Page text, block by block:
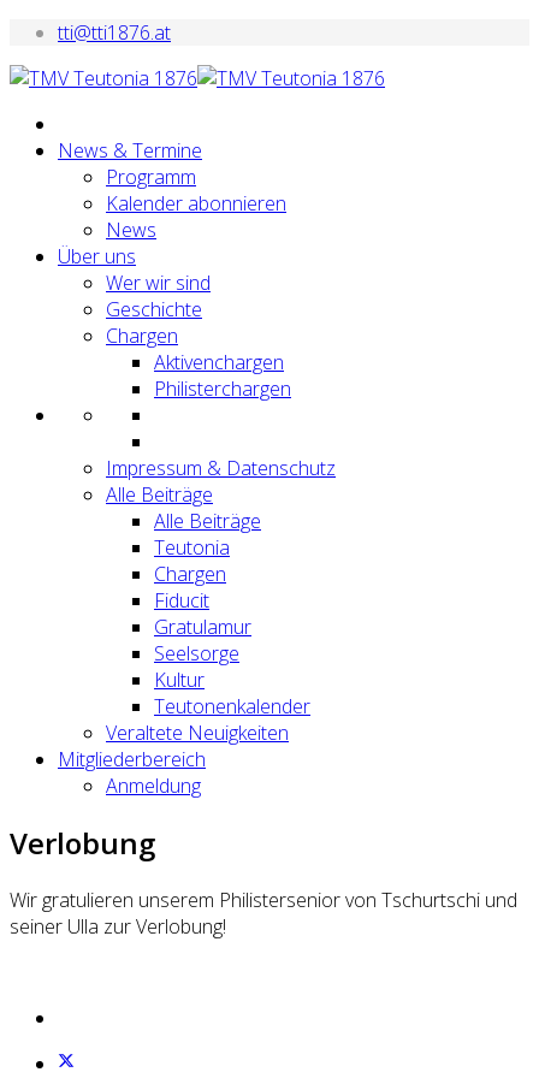
tti@tti1876.at
News & Termine
Programm
Kalender abonnieren
News
Über uns
Wer wir sind
Geschichte
Chargen
Aktivenchargen
Philisterchargen
Impressum & Datenschutz
Alle Beiträge
Alle Beiträge
Teutonia
Chargen
Fiducit
Gratulamur
Seelsorge
Kultur
Teutonenkalender
Veraltete Neuigkeiten
Mitgliederbereich
Anmeldung
Verlobung
Wir gratulieren unserem Philistersenior von Tschurtschi und
seiner Ulla zur Verlobung!